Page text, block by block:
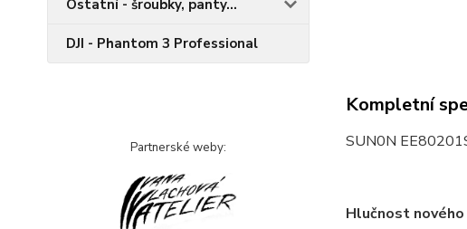
Ostatní - šroubky, panty...
DJI - Phantom 3 Professional
Partnerské weby:
Kompletní
SUN0N
Hlučnost